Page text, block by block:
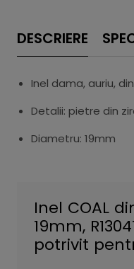
DESCRIERE
Inel dama, auriu,
Detalii: pietre din
Diametru: 19mm
Inel COAL
19mm,
potrivit